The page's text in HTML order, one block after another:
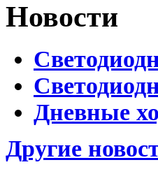
Новости
Дневные
Другие